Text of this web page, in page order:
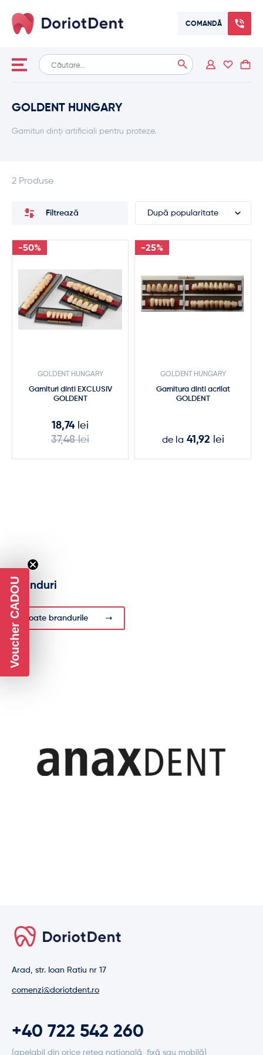
COMANDĂ
Caută
după:
When autocomplete results are available use up and down
GOLDENT HUNGARY
Garnituri dinți artificiali pentru proteze.
2 Produse
Filtrează
-50%
GOLDENT HUNGARY
Garnituri dinti EXCLUSIV
GOLDENT
18,74 lei
37,48lei
-25%
GOLDENT HUNGARY
Garnitura dinti acrilat
GOLDENT
de la 41,92 lei
Branduri
Toate brandurile
Arad, str. Ioan Ratiu nr 17
comenzi@doriotdent.ro
+40 722 542 260
(apelabil din orice rețea națională, fixă sau mobilă)
Voucher CADOU